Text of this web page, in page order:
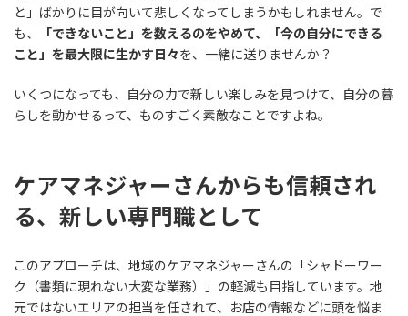
と」ばかりに目が向いて悲しくなってしまうかもしれません。で
も、
「できないこと」を数えるのをやめて、「今の自分にできる
こと」を最大限に生かす日々を、一緒に送りませんか？
いくつになっても、自分の力で新しい楽しみを見つけて、自分の暮
らしを動かせるって、ものすごく素敵なことですよね。
ケアマネジャーさんからも信頼され
る、新しい専門職として
このアプローチは、地域のケアマネジャーさんの「シャドーワー
ク（書類に現れない大変な業務）」の軽減も目指しています。地
元ではないエリアの担当を任されて、お店の情報などに頭を悩ま